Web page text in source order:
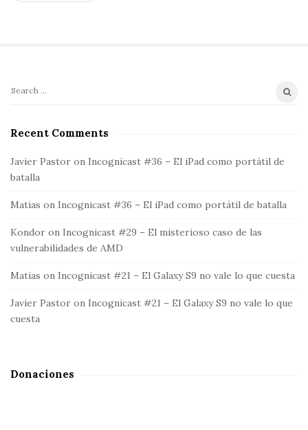
S
t
S
i
d
b
a
r
S
a
c
h
o
:
Recent Comments
Javier Pastor on Incognicast #36 – El iPad como portátil de
batalla
Matias on Incognicast #36 – El iPad como portátil de batalla
Kondor on Incognicast #29 – El misterioso caso de las
vulnerabilidades de AMD
Matias on Incognicast #21 – El Galaxy S9 no vale lo que cuesta
Javier Pastor on Incognicast #21 – El Galaxy S9 no vale lo que
cuesta
Donaciones